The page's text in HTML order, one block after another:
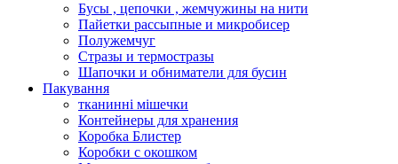
Бусы , цепочки , жемчужины на нити
Пайетки рассыпные и микробисер
Полужемчуг
Стразы и термостразы
Шапочки и обниматели для бусин
Пакування
тканинні мішечки
Контейнеры для хранения
Коробка Блистер
Коробки с окошком